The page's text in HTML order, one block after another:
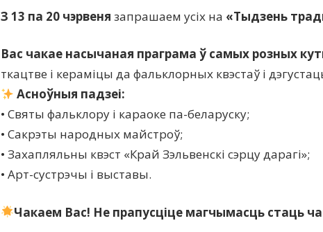
З 13 па 20 чэрвеня запрашаем усіх на «Тыдзень
Вас чакае насычаная праграма ў самых розных
ткацтве і кераміцы да фальклорных квэстаў і
Асноўныя падзеі:
• Святы фальклору і караоке па-беларуску;
• Сакрэты народных майстроў;
• Захапляльны квэст «Край Зэльвенскі сэрцу дарагі»;
• Арт-сустрэчы і выставы.
Чакаем Вас! Не прапусціце магчымасць стаць